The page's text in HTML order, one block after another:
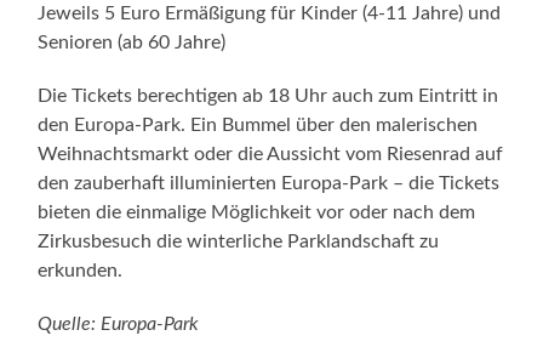
Jeweils 5 Euro Ermäßigung für Kinder (4-11 Jahre) und
Senioren (ab 60 Jahre)
Die Tickets berechtigen ab 18 Uhr auch zum Eintritt in
den Europa-Park. Ein Bummel über den malerischen
Weihnachtsmarkt oder die Aussicht vom Riesenrad auf
den zauberhaft illuminierten Europa-Park – die Tickets
bieten die einmalige Möglichkeit vor oder nach dem
Zirkusbesuch die winterliche Parklandschaft zu
erkunden.
Quelle: Europa-Park